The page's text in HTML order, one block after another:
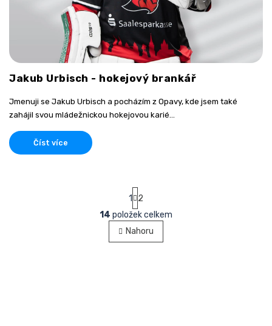
Jakub Urbisch - hokejový brankář
Jmenuji se Jakub Urbisch a pocházím z Opavy, kde jsem také
zahájil svou mládežnickou hokejovou karié...
Číst více
O
v
l
S
t
r
á
n
k
1
2
14 položek celkem
Nahoru